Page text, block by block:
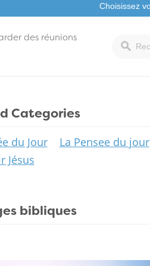
des réunions
Categories
du Jour
La Pensee du jour
Jésus
bibliques